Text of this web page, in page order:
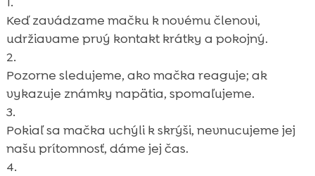
Keď zavádzame mačku k novému členovi,
udržiavame prvý kontakt krátky a pokojný.
Pozorne sledujeme, ako mačka reaguje; ak
vykazuje známky napätia, spomaľujeme.
Pokiaľ sa mačka uchýli k skrýši, nevnucujeme jej
našu prítomnosť, dáme jej čas.